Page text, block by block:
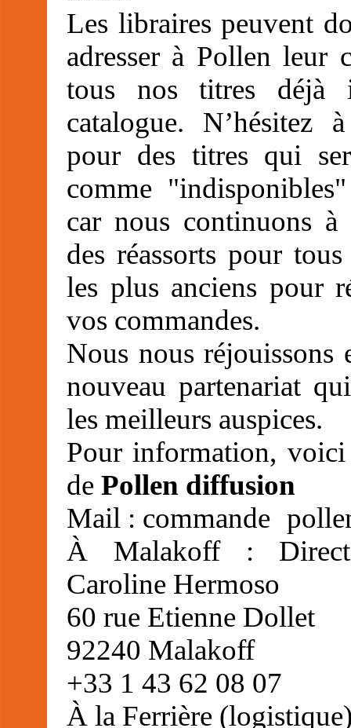
Les libraires peuvent
adresser à Pollen leur
tous nos titres déjà
catalogue. N’hésitez
pour des titres qui
comme
car nous continuons
des réassorts pour
les plus anciens pour
vos commandes.
Nous nous réjouissons
nouveau partenariat
les meilleurs auspices.
Pour information, voici
de Pollen diffusion
Mail : commande
À Malakoff :
Caroline Hermoso
60 rue Etienne Dollet
92240 Malakoff
+33 1 43 62 08 07
À la Ferrière